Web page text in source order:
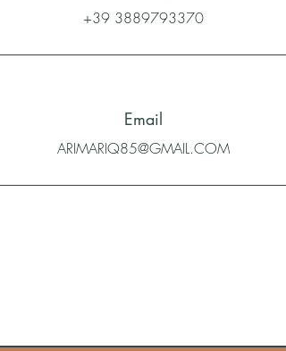
+39 3889793370
Email
ARIMARIQ85@GMAIL.COM